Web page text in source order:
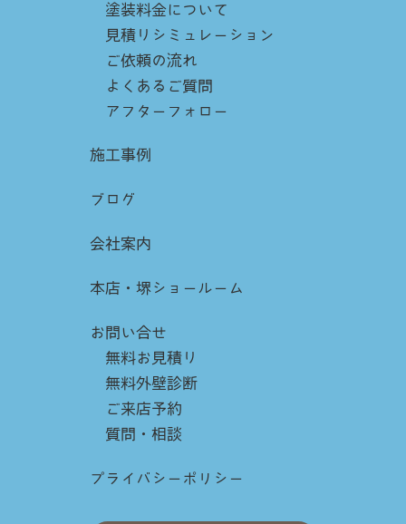
塗装料金について
見積りシミュレーション
ご依頼の流れ
よくあるご質問
アフターフォロー
施工事例
ブログ
会社案内
本店・堺ショールーム
お問い合せ
無料お見積り
無料外壁診断
ご来店予約
質問・相談
プライバシーポリシー